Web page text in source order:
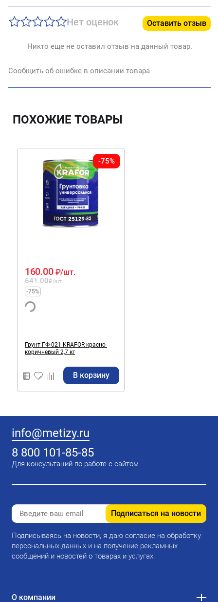
Нет оценок Оставить отзыв
Никто еще не оставил отзыв на данный товар.
Сообщить об ошибке в описании товара
ПОХОЖИЕ ТОВАРЫ
-75%
641.00₽/шт.
160.00 ₽/шт.
-75%
Грунт ГФ-021 KRAFOR красно-
коричневый 2,7 кг
В корзину
info@metizy.ru
8 800 101-85-85
Для консультаций по работе с сайтом
Подписаться на новости
Подписываясь на новости, я даю согласие на обработку
персональных данных и на получение рекламных
сообщений и новостей о товарах и услугах.
О компании